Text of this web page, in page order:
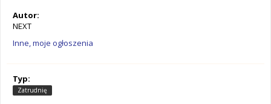
Autor:
NEXT
Inne, moje ogłoszenia
Typ:
Zatrudnię